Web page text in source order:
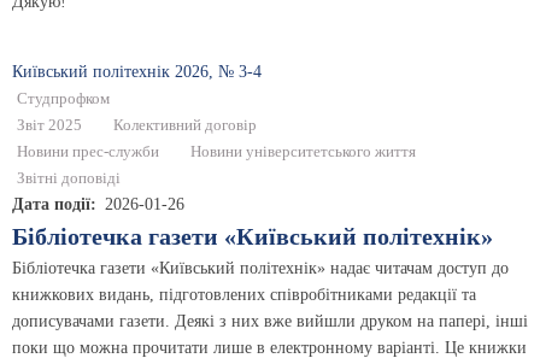
Київський полiтехнiк 2026, № 3-4
Студпрофком
Звіт 2025
Колективний договір
Новини прес-служби
Новини університетського життя
Звітні доповіді
Дата події 2026-01-26
Бібліотечка газети «Київський політехнік»
Бібліотечка газети «Київський політехнік» надає читачам доступ до
книжкових видань, підготовлених співробітниками редакції та
дописувачами газети. Деякі з них вже вийшли друком на папері, інші
поки що можна прочитати лише в електронному варіанті. Це книжки